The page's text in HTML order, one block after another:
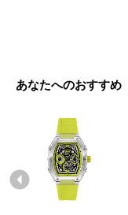
あなたへのおすすめ